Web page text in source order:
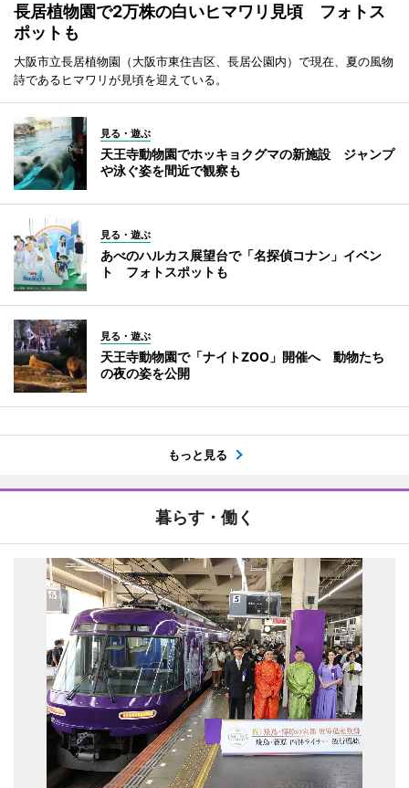
長居植物園で2万株の白いヒマワリ見頃 フォトス
ポットも
大阪市立長居植物園（大阪市東住吉区、長居公園内）で現在、夏の風物
詩であるヒマワリが見頃を迎えている。
見る・遊ぶ
天王寺動物園でホッキョクグマの新施設 ジャンプ
や泳ぐ姿を間近で観察も
見る・遊ぶ
あべのハルカス展望台で「名探偵コナン」イベン
ト フォトスポットも
見る・遊ぶ
天王寺動物園で「ナイトZOO」開催へ 動物たち
の夜の姿を公開
もっと見る
暮らす・働く